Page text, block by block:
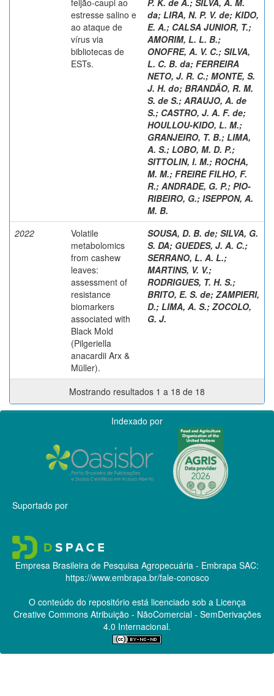
estresse salino e
ao ataque de
vírus via
bibliotecas de
ESTs.
da; LIRA, N. P. V. de; KIDO,
E. A.; CALSA JUNIOR, T.;
AMORIM, L. L. B.;
ONOFRE, A. V. C.; SILVA,
L. C. B. da; FERREIRA
NETO, J. R. C.; MONTE, S.
J. H. do; BRANDÃO, R. M.
S. de S.; ARAUJO, A. de
S.; CASTRO, J. A. F. de;
HOULLOU-KIDO, L. M.;
GRANJEIRO, T. B.; LIMA,
A. S.; LOBO, M. D. P.;
SITTOLIN, I. M.; ROCHA,
M. M.; FREIRE FILHO, F.
R.; ANDRADE, G. P.; PIO-
RIBEIRO, G.; ISEPPON, A.
M. B.
2022
Volatile
metabolomics
from cashew
leaves:
assessment of
resistance
biomarkers
associated with
Black Mold
(Pilgeriella
anacardii Arx &
Müller).
SOUSA, D. B. de; SILVA, G.
S. DA; GUEDES, J. A. C.;
SERRANO, L. A. L.;
MARTINS, V. V.;
RODRIGUES, T. H. S.;
BRITO, E. S. de; ZAMPIERI,
D.; LIMA, A. S.; ZOCOLO,
G. J.
Mostrando resultados 1 a 18 de 18
Indexado por
Suportado por
Empresa Brasileira de Pesquisa Agropecuária - Embrapa SAC:
https://www.embrapa.br/fale-conosco
O conteúdo do repositório está licenciado sob a Licença
Creative CommonsAtribuição - NãoComercial - SemDerivações
4.0 Internacional.